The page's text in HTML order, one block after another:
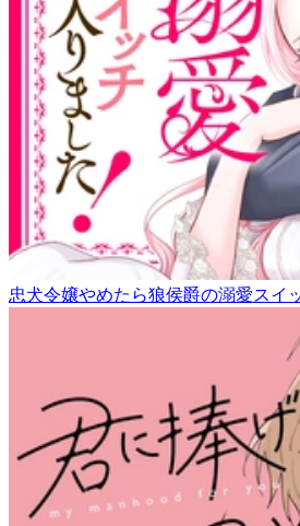
忠犬令嬢やめたら狼侯爵の溺愛スイ